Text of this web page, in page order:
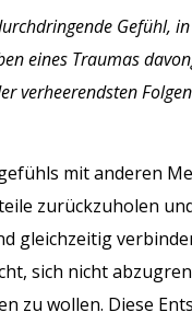
Gefühl,
eines Traumas
verheerendsten
mit anderen
zurückzuholen
gleichzeitig
sich nicht
zu wollen. Diese